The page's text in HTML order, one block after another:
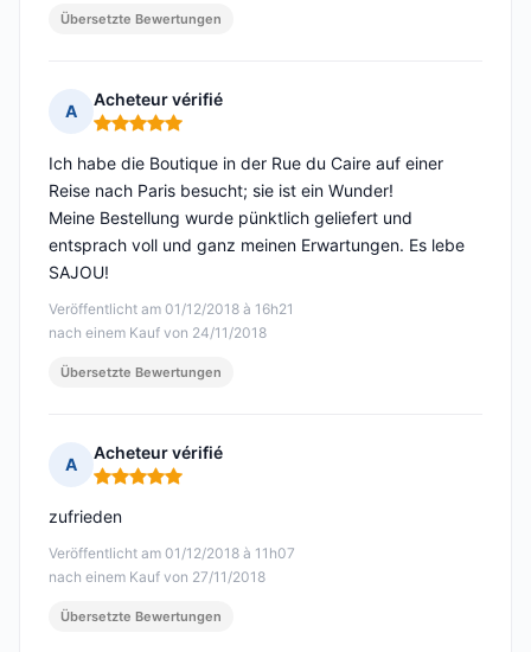
Übersetzte Bewertungen
A
Acheteur vérifié
Hinweis: 5 von 5
Veröffentlicht am 01/12/2018 à 16h21
nach einem Kauf von 24/11/2018
Ich habe die Boutique in der Rue du Caire auf einer
Reise nach Paris besucht; sie ist ein Wunder!
Meine Bestellung wurde pünktlich geliefert und
entsprach voll und ganz meinen Erwartungen. Es lebe
SAJOU!
Übersetzte Bewertungen
A
Acheteur vérifié
Hinweis: 5 von 5
Veröffentlicht am 01/12/2018 à 11h07
nach einem Kauf von 27/11/2018
zufrieden
Übersetzte Bewertungen